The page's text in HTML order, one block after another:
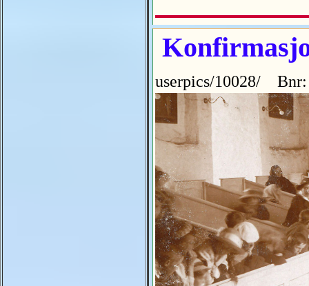
userpics/10028/ Bnr: